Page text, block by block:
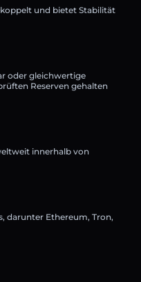
und bietet Stabilität
oder gleichwertige
Reserven gehalten
innerhalb von
darunter Ethereum, Tron,